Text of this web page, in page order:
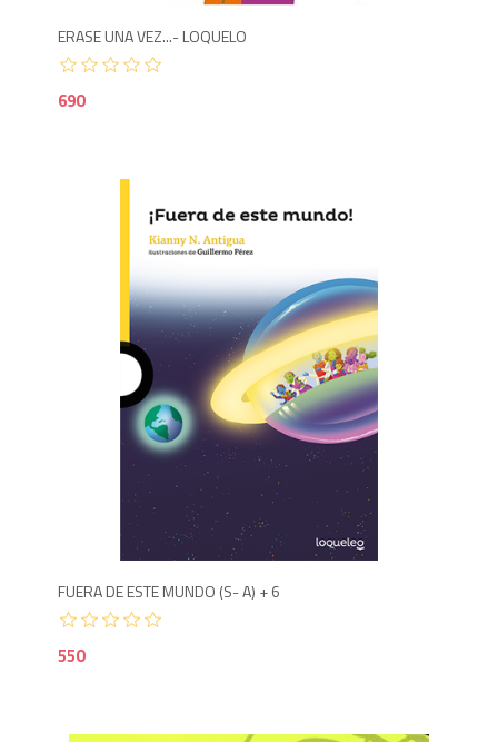
ERASE UNA VEZ...- LOQUELO
690
FUERA DE ESTE MUNDO (S- A) + 6
550